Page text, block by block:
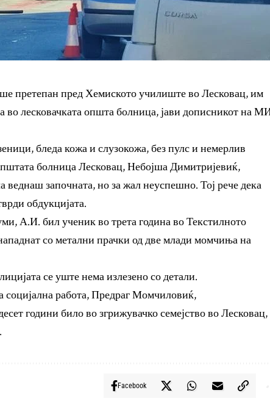
претепан пред Хемиското училиште во Лесковац, им
во лесковачката општа болница, јави дописникот на
бледа кожа и слузокожа, без пулс и немерлив
болница Лесковац, Небојша Димитријевиќ,
веднаш започната, но за жал неуспешно. Тој рече дека
обдукцијата.
А.И. бил ученик во трета година во Текстилното
со метални прачки од две млади момчиња на
се уште нема излезено со детали.
социјална работа, Предраг Момчиловиќ,
години било во згрижувачко семејство во Лесковац,
Facebook